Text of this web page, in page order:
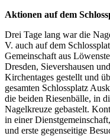
Aktionen auf dem
Drei Tage lang war die
V. auch auf dem
Gemeinschaft aus
Dresden, Sievershausen
Kirchentages gestellt und
gesamten Schlossplatz
die beiden Riesenbälle, in
Nagelkreuze gebastelt.
in einer
und erste gegenseitige